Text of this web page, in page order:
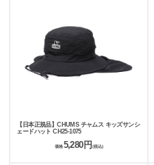
【日本正規品】CHUMS チャムス キッズサンシ
ェードハット CH25-1075
価格 5,280円(税込)